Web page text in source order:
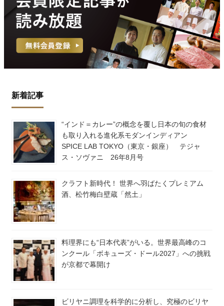
新着記事
“インド＝カレー”の概念を覆し日本の旬の食材
も取り入れる進化系モダンインディアン
SPICE LAB TOKYO（東京・銀座） テジャ
ス・ソヴァニ 26年8月号
クラフト新時代！ 世界へ羽ばたくプレミアム
酒、松竹梅白壁蔵「然土」
料理界にも“日本代表”がいる。世界最高峰のコ
ンクール「ボキューズ・ドール2027」への挑戦
が京都で幕開け
ビリヤニ調理を科学的に分析し、究極のビリヤ